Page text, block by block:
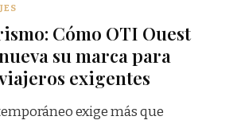
Cómo OTI Ouest
su marca para
exigentes
exige más que